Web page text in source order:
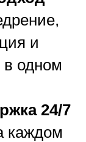
и
одном
24/7
каждом